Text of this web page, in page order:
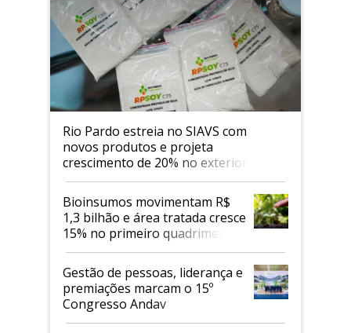
Rio Pardo estreia no SIAVS com
novos produtos e projeta
crescimento de 20% no exterior
Bioinsumos movimentam R$
1,3 bilhão e área tratada cresce
15% no primeiro quadrimestre
de 2026
Gestão de pessoas, liderança e
premiações marcam o 15º
Congresso Andav